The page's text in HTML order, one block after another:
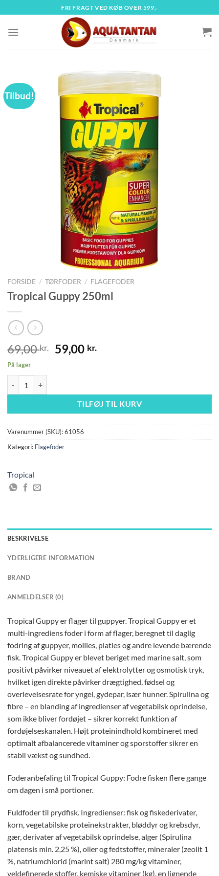
til
indhold
FRI FRAGT VED KØB OVER 599,-
Tilbud!
FORSIDE / TØRFODER / FLAGEFODER
Tropical Guppy 250ml
69,00kr.
Den
oprindelige
69,00 kr..
59,00 kr.Den
59,00 kr..
På lager
TILFØJ TIL KURV
Varenummer (SKU):61056
Kategori: Flagefoder
Tropical
BESKRIVELSE
YDERLIGERE INFORMATION
BRAND
ANMELDELSER (0)
Tropical Guppy er flager til guppyer. Tropical Guppy er et
multi-ingrediens foder i form af flager, beregnet til daglig
fodring af guppyer, mollies, platies og andre levende bærende
fisk. Tropical Guppy er blevet beriget med marine salt, som
positivt påvirker niveauet af elektrolytter og osmotisk tryk,
hvilket igen direkte påvirker drægtighed, fødsel og
overlevelsesrate for yngel, gydepar, især hunner. Spirulina og
fibre – en blanding af ingredienser af vegetabilsk oprindelse,
som ikke bliver fordøjet – sikrer korrekt funktion af
fordøjelseskanalen. Højt proteinindhold kombineret med
optimalt afbalancerede vitaminer og sporstoffer sikrer en
stabil vækst og sundhed.
Foderanbefaling til Tropical Guppy: Fodre fisken flere gange
om dagen i små portioner.
Fuldfoder til prydfisk. Ingredienser: fisk og fiskederivater,
korn, vegetabilske proteinekstrakter, bløddyr og krebsdyr,
gær, derivater af vegetabilsk oprindelse, alger (Spirulina
platensis min. 2,25 %), olier og fedtstoffer, mineraler (zeolit ​​1
%, natriumchlorid (marint salt) 280 mg/kg vitaminer,
veldefinerede stoffer, kemiske vitaminer (kg). en lignende